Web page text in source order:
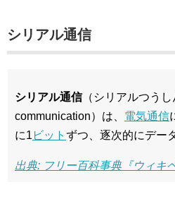
シリアル通信
シリアル通信（シリアルつうし
communication）は、 電気通信
に1 ビット ずつ、逐次的にデー
出典: フリー百科事典『ウィキ